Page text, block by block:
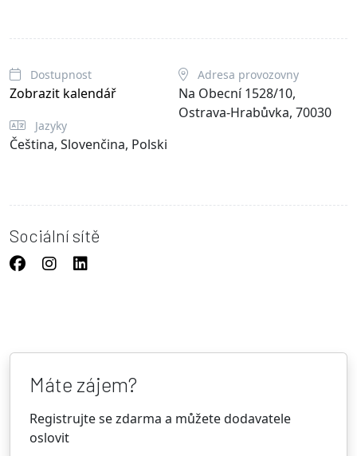
Dostupnost
Zobrazit kalendář
Jazyky
Čeština, Slovenčina, Polski
Adresa provozovny
Na Obecní 1528/10,
Ostrava-Hrabůvka, 70030
Sociální sítě
Máte zájem?
Registrujte se zdarma a můžete dodavatele
oslovit